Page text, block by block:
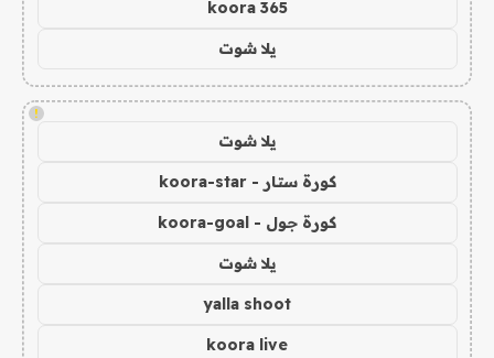
koora 365
يلا شوت
!
يلا شوت
كورة ستار - koora-star
كورة جول - koora-goal
يلا شوت
yalla shoot
koora live